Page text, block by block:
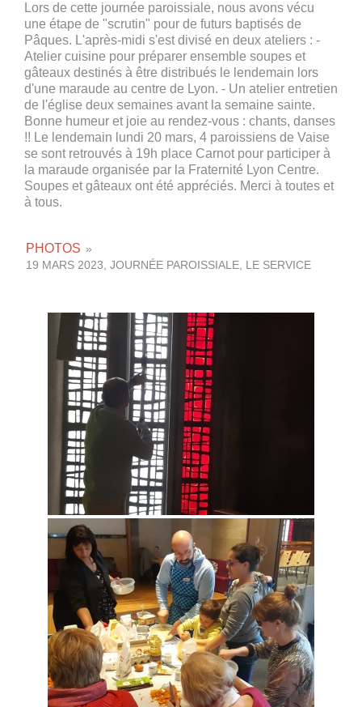
Lors de cette journée paroissiale, nous avons vécu
une étape de "scrutin" pour de futurs baptisés de
Pâques. L'après-midi s'est divisé en deux ateliers : -
Atelier cuisine pour préparer ensemble soupes et
gâteaux destinés à être distribués le lendemain lors
d'une maraude au centre de Lyon. - Un atelier entretien
de l'église deux semaines avant la semaine sainte.
Bonne humeur et joie au rendez-vous : chants, danses
!! Le lendemain lundi 20 mars, 4 paroissiens de Vaise
se sont retrouvés à 19h place Carnot pour participer à
la maraude organisée par la Fraternité Lyon Centre.
Soupes et gâteaux ont été appréciés. Merci à toutes et
à tous.
PHOTOS »
19 MARS 2023, JOURNÉE PAROISSIALE, LE SERVICE